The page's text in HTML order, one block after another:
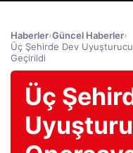
Haberler›Güncel Haberler›
Üç Şehirde Dev
Geçirildi
Üç